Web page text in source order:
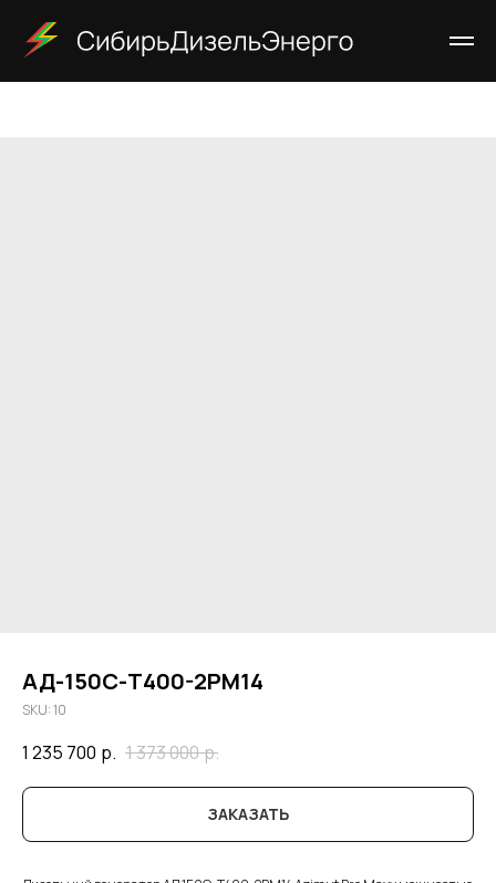
АД-150С-Т400-2РМ14
SKU:10
1 235 700 р. 1 373 000р.
ЗАКАЗАТЬ